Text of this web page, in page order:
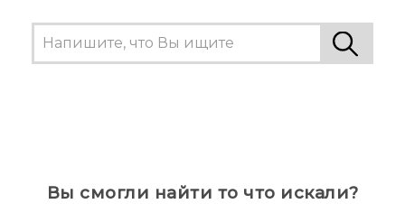
Вы смогли найти то что искали?